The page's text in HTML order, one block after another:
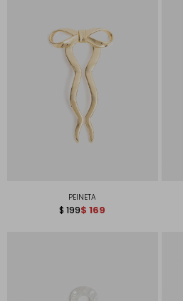
PEINETA
$ 199$ 169